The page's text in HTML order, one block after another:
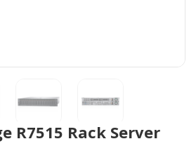
R7515 Rack Server